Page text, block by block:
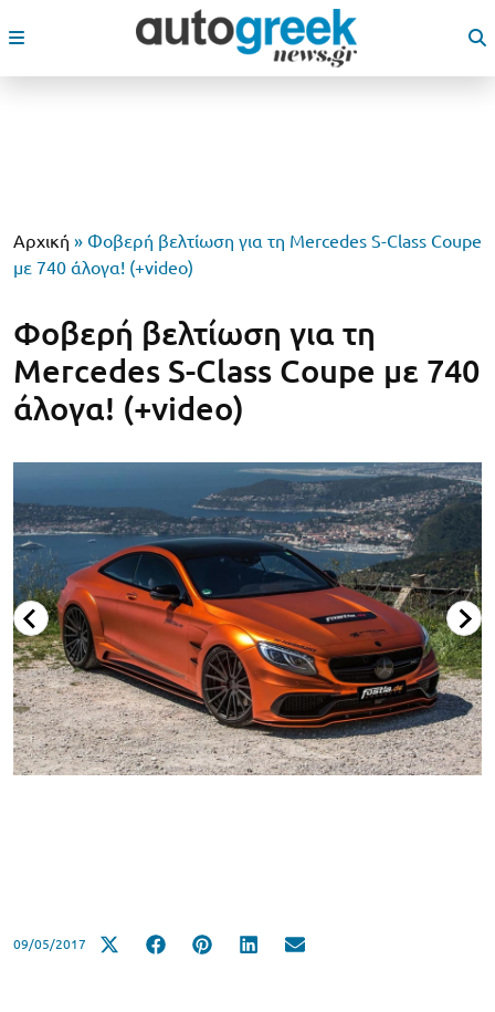
Αρχική » Φοβερή βελτίωση για τη Mercedes S-Class Coupe
με 740 άλογα! (+video)
Φοβερή βελτίωση για τη
Mercedes S-Class Coupe με 740
άλογα! (+video)
09/05/2017